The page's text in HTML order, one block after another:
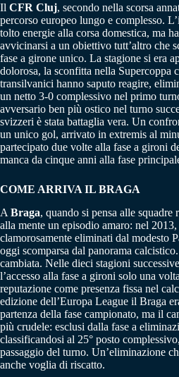
Il CFR Cluj, secondo nella scorsa
percorso europeo lungo e complesso.
tolto energie alla corsa domestica, ma
avvicinarsi a un obiettivo tutt’altro che
fase a girone unico. La stagione si era
dolorosa, la sconfitta nella Supercoppa
transilvanici hanno saputo reagire,
un netto 3-0 complessivo nel primo
avversario ben più ostico nel turno
svizzeri è stata battaglia vera. Un
un unico gol, arrivato in extremis al
partecipato due volte alla fase a gironi
manca da cinque anni alla fase
COME ARRIVA IL BRAGA
A Braga, quando si pensa alle
alla mente un episodio amaro: nel
clamorosamente eliminati dal modesto
oggi scomparsa dal panorama
cambiata. Nelle dieci stagioni
l’accesso alla fase a gironi solo una
reputazione come presenza fissa nel
edizione dell’Europa League il Braga
partenza della fase campionato, ma il
più crudele: esclusi dalla fase a
classificandosi al 25° posto
passaggio del turno. Un’eliminazione
anche voglia di riscatto.